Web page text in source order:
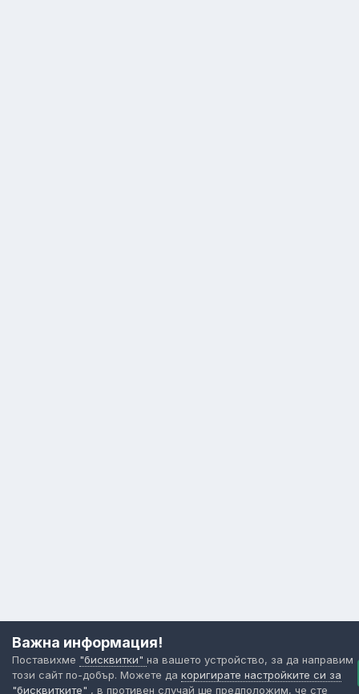
Важна информация!
Поставихме "бисквитки" на вашето устройство, за да направим
този сайт по-добър. Можете да коригирате настройките си за
"бисквитките" , в противен случай ще предположим, че сте